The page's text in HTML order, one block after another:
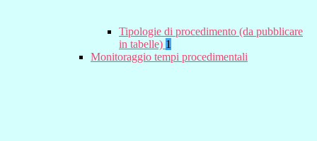
Tipologie di procedimento (da pubblicare
in tabelle) 1
Monitoraggio tempi procedimentali